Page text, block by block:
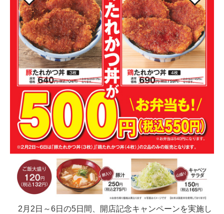
2月2日～6日の5日間、開店記念キャンペーンを実施し